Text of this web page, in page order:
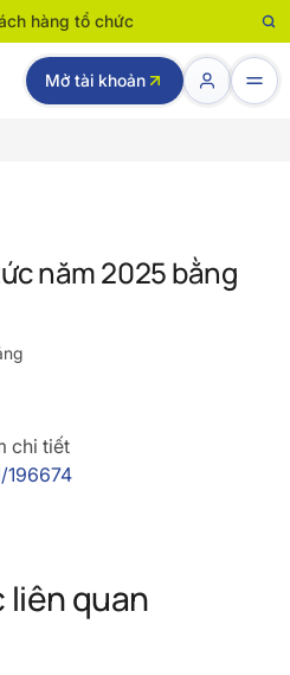
hàng tổ chức
Mở tài khoản
năm 2025 bằng
chi tiết
liên quan